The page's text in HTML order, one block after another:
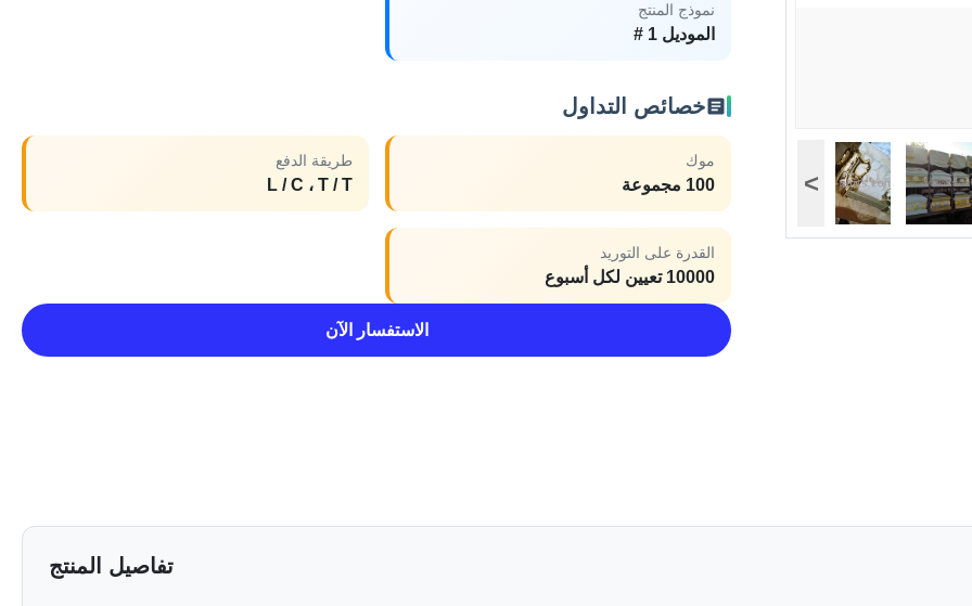
>
نموذج المنتج
الموديل 1 #
خصائص التداول
موك
100 مجموعة
طريقة الدفع
L / C ، T / T
القدرة على التوريد
10000 تعيين لكل أسبوع
الاستفسار الآن
تفاصيل المنتج